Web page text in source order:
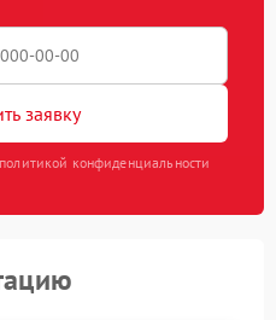
заявку
конфиденциальности